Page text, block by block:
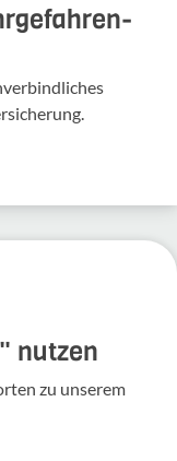
nutzen
zu unserem